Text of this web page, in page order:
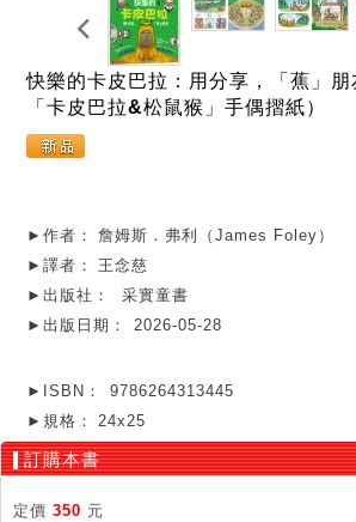
快樂的卡皮巴拉：用分享，「蕉」朋
「卡皮巴拉&松鼠猴」手偶摺紙）
►作者：
詹姆斯．弗利（James Foley）
►譯者：
王念慈
►出版社：
采實童書
►出版日期：
2026-05-28
►ISBN：
9786264313445
►規格：
24x25
訂購本書
定價 350 元